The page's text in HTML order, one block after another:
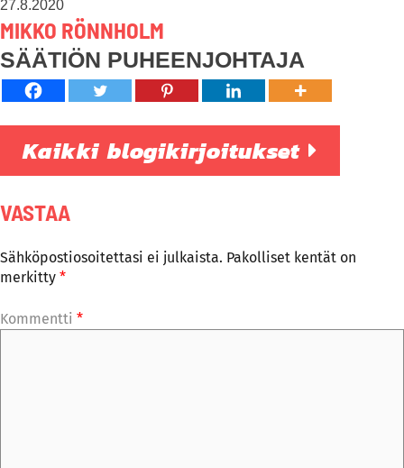
27.8.2020
MIKKO RÖNNHOLM
SÄÄTIÖN PUHEENJOHTAJA
Kaikki blogikirjoitukset
VASTAA
Sähköpostiosoitettasi ei julkaista. Pakolliset kentät on
merkitty *
Kommentti *